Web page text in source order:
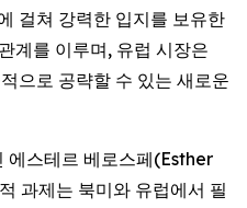
걸쳐 강력한 입지를 보유한
계를 이루며, 유럽 시장은
으로 공략할 수 있는 새로운
스테르 베로스페(Esther
과제는 북미와 유럽에서 필